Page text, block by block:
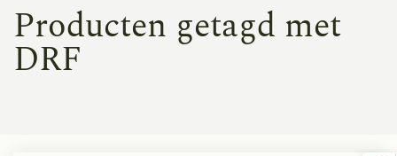
Producten getagd met
DRF